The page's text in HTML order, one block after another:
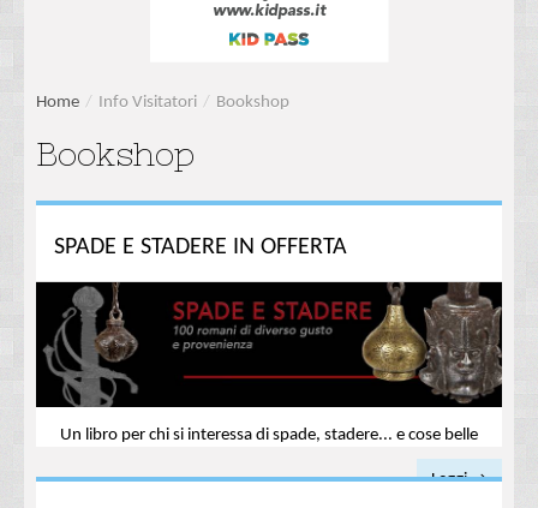
Home / Info Visitatori / Bookshop
Bookshop
SPADE E STADERE IN OFFERTA
Un libro per chi si interessa di spade, stadere... e cose belle
Leggi →